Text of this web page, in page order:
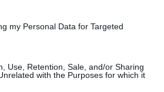
my Personal Data for Targeted
Use, Retention, Sale, and/or Sharing
with the Purposes for which it